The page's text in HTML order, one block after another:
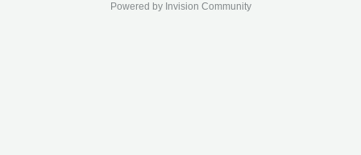
Powered by Invision Community